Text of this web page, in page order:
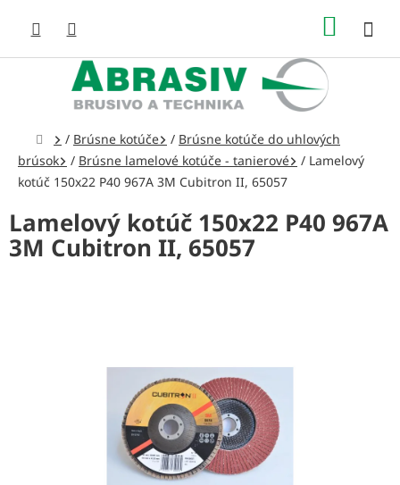
obsah
Domov
/ Brúsne kotúče / Brúsne kotúče do uhlových
brúsok
/ Brúsne lamelové kotúče - tanierové / Lamelový
kotúč 150x22 P40 967A 3M Cubitron II, 65057
Lamelový kotúč 150x22 P40 967A
3M Cubitron II, 65057